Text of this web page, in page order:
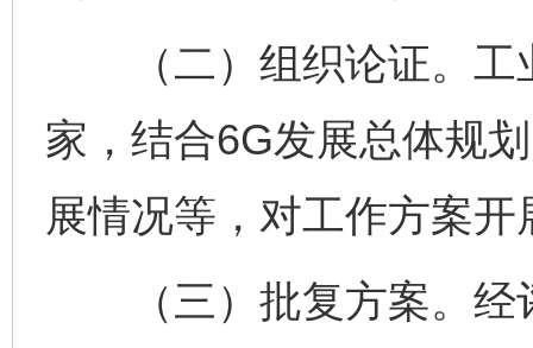
（二）组织论证。工
家，结合6G发展总体规
展情况等，对工作方案开
（三）批复方案。经